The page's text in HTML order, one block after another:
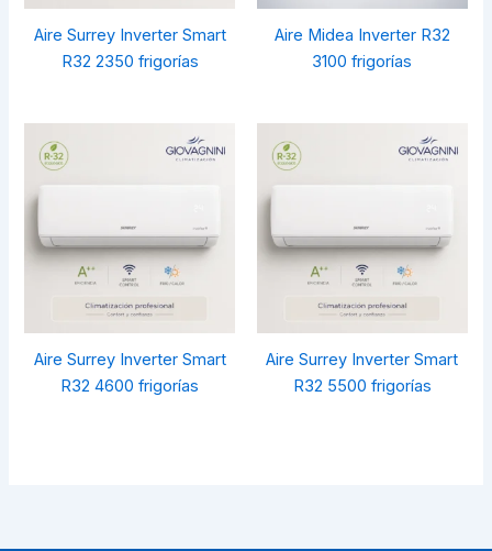
Aire Surrey Inverter Smart
R32 2350 frigorías
Aire Midea Inverter R32
3100 frigorías
Aire Surrey Inverter Smart
R32 4600 frigorías
Aire Surrey Inverter Smart
R32 5500 frigorías